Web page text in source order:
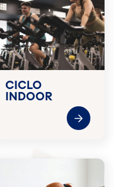
CICLO
INDOOR